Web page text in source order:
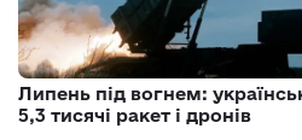
Липень під вогнем:
5,3 тисячі ракет і дронів